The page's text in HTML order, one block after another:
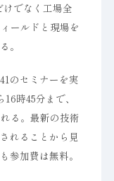
でなく工場全
ールドと現場を
。
のセミナーを実
時45分まで、
る。最新の技術
れることから見
参加費は無料。